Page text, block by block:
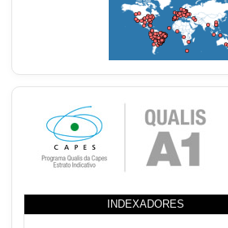
INDEXADORES